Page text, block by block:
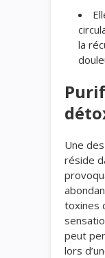
la
Une
réside
toxines
peut
lors